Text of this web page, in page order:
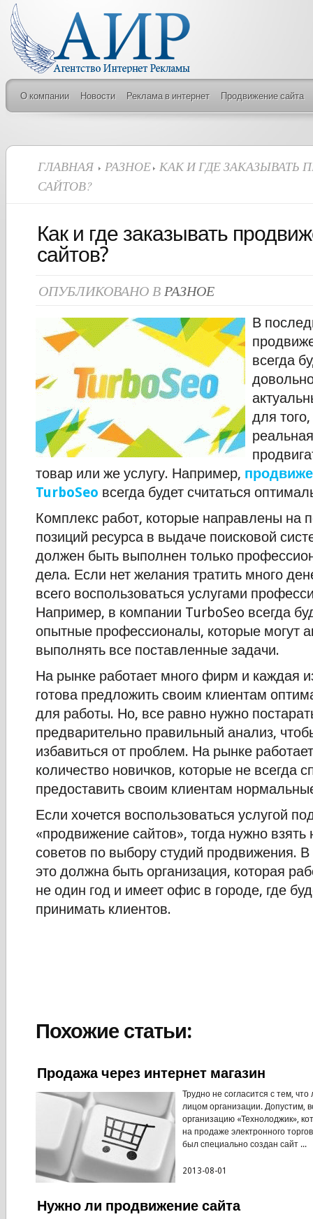
О компании Новости Реклама в интернет Продвижение сайта
ГЛАВНАЯ РАЗНОЕ КАК И ГДЕ ЗАКАЗЫВАТЬ
САЙТОВ?
Как и где заказывать
сайтов?
ОПУБЛИКОВАНО В РАЗНОЕ
В
всегда
для
товар или же услугу. Например,
TurboSeo всегда будет считаться
Комплекс работ, которые направлены на
позиций ресурса в выдаче поисковой
должен быть выполнен только
дела. Если нет желания тратить много
всего воспользоваться услугами
Например, в компании TurboSeo всегда
опытные профессионалы, которые могут
выполнять все поставленные задачи.
На рынке работает много фирм и каждая
готова предложить своим клиентам
для работы. Но, все равно нужно
предварительно правильный анализ,
избавиться от проблем. На рынке
количество новичков, которые не всегда
предоставить своим клиентам
Если хочется воспользоваться услугой
«продвижение сайтов», тогда нужно взять
советов по выбору студий продвижения.
это должна быть организация, которая
не один год и имеет офис в городе, где
принимать клиентов.
Похожие статьи:
Продажа через интернет магазин
Трудно не согласится с тем,
лицом организации. Допустим,
организацию «Технолоджик»,
на продаже электронного
был специально создан сайт ...
2013-08-01
Нужно ли продвижение сайта